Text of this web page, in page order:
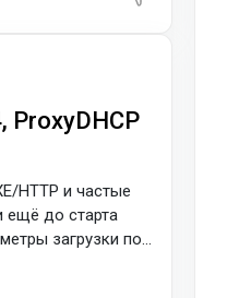
ProxyDHCP
HTTP и частые
ещё до старта
загрузки по
DHCP, когда